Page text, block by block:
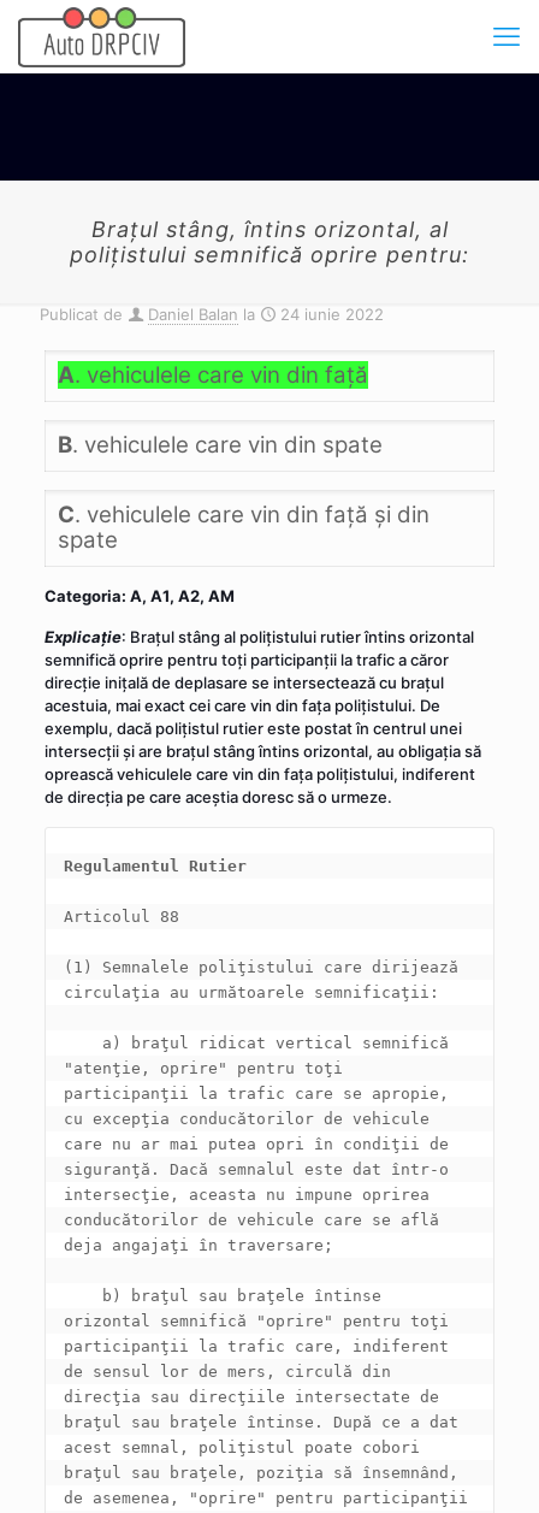
Braţul stâng, întins orizontal, al
poliţistului semnifică oprire pentru:
Publicat de Daniel Balan la 24 iunie 2022
A. vehiculele care vin din faţă
B. vehiculele care vin din spate
C. vehiculele care vin din faţă şi din
spate
Categoria: A, A1, A2, AM
Explicaţie: Brațul stâng al polițistului rutier întins orizontal
semnifică oprire pentru toți participanții la trafic a căror
direcție inițală de deplasare se intersectează cu brațul
acestuia, mai exact cei care vin din fața polițistului. De
exemplu, dacă polițistul rutier este postat în centrul unei
intersecții și are brațul stâng întins orizontal, au obligația să
oprească vehiculele care vin din fața polițistului, indiferent
de direcția pe care aceștia doresc să o urmeze.
Regulamentul Rutier
(1) Semnalele poliţistului care dirijează
a) braţul ridicat vertical semnifică
"atenţie, oprire" pentru toţi
participanţii la trafic care se apropie,
cu excepţia conducătorilor de vehicule
care nu ar mai putea opri în condiţii de
siguranţă. Dacă semnalul este dat într-o
intersecţie, aceasta nu impune oprirea
conducătorilor de vehicule care se află
b) braţul sau braţele întinse
orizontal semnifică "oprire" pentru toţi
participanţii la trafic care, indiferent
de sensul lor de mers, circulă din
direcţia sau direcţiile intersectate de
braţul sau braţele întinse. După ce a dat
acest semnal, poliţistul poate cobori
braţul sau braţele, poziţia să însemnând,
de asemenea, "oprire" pentru participanţii